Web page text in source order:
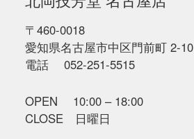
〒460-0018
愛知県名古屋市中区門前町 2-10
電話 052-251-5515
OPEN 10:00 – 18:00
CLOSE 日曜日